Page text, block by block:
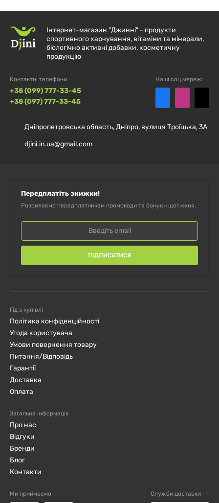
Інтернет-магазин "Джинні" - продукти
спортивного харчування, вітаміни та мінерали,
біологічно активні добавки, косметичну
продукцію
Контактні телефони
+38 (099) 777-33-45
+38 (097) 777-33-45
Наші соц.мережі
Дніпропетровська область, Дніпро, вулиця Троїцька, 3А
djini.in.ua@gmail.com
Передплатіть знижки!
Розсилаємо передплатникам промокоди та бонуси щотижня.
ПІДПИСАТИСЯ
Гід з купівлі
Політика конфіденційності
Угода користувача
Умови повернення товару
Питання/Відповідь
Гарантії
Доставка
Оплата
Загальна інформація
Про нас
Відгуки
Бренди
Блог
Контакти
Ми приймаємо Служби доставки